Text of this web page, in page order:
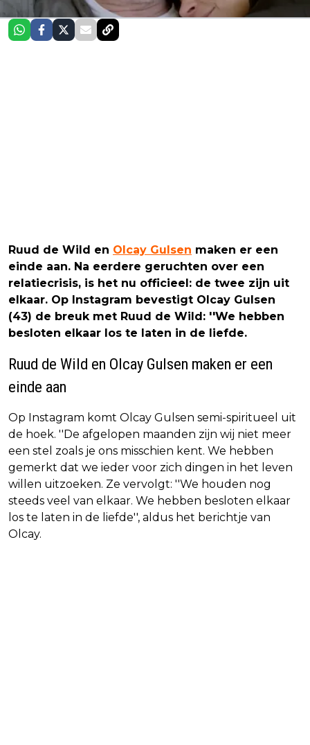
Ruud de Wild en Olcay Gulsen maken er een
einde aan. Na eerdere geruchten over een
relatiecrisis, is het nu officieel: de twee zijn uit
elkaar. Op Instagram bevestigt Olcay Gulsen
(43) de breuk met Ruud de Wild: ''We hebben
besloten elkaar los te laten in de liefde.
Ruud de Wild en Olcay Gulsen maken er een
einde aan
Op Instagram komt Olcay Gulsen semi-spiritueel uit
de hoek. ''De afgelopen maanden zijn wij niet meer
een stel zoals je ons misschien kent. We hebben
gemerkt dat we ieder voor zich dingen in het leven
willen uitzoeken. Ze vervolgt: ''We houden nog
steeds veel van elkaar. We hebben besloten elkaar
los te laten in de liefde'', aldus het berichtje van
Olcay.